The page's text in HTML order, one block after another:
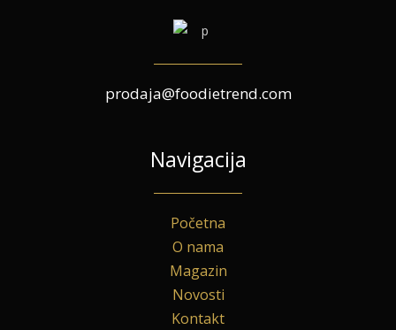
prodaja@foodietrend.com
Navigacija
Početna
O nama
Magazin
Novosti
Kontakt